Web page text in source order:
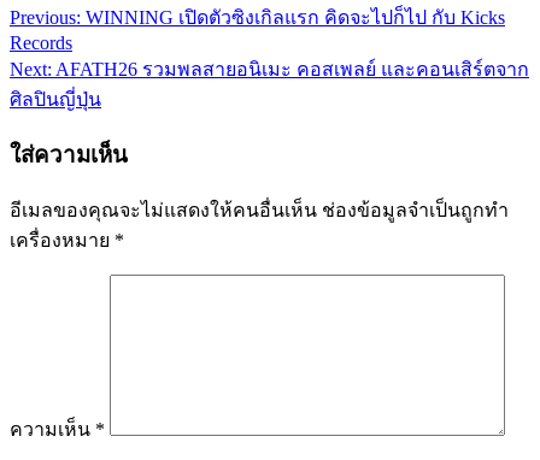
แนะแนว
เรื่อง
Previous: WINNING เปิดตัวซิงเกิลแรก คิดจะไปก็ไป กับ Kicks
Records
Next: AFATH26 รวมพลสายอนิเมะ คอสเพลย์ และคอนเสิร์ตจาก
ศิลปินญี่ปุ่น
ใส่ความเห็น
อีเมลของคุณจะไม่แสดงให้คนอื่นเห็น ช่องข้อมูลจำเป็นถูกทำ
เครื่องหมาย *
ความเห็น *